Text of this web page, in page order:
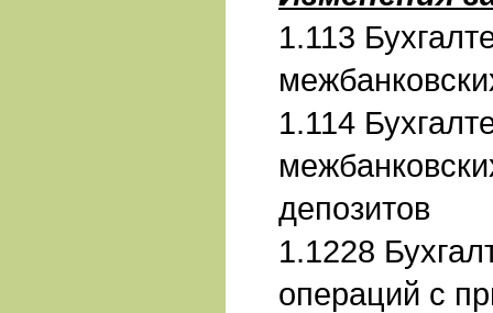
1.113
1.114
депозитов
1.1228
операций с